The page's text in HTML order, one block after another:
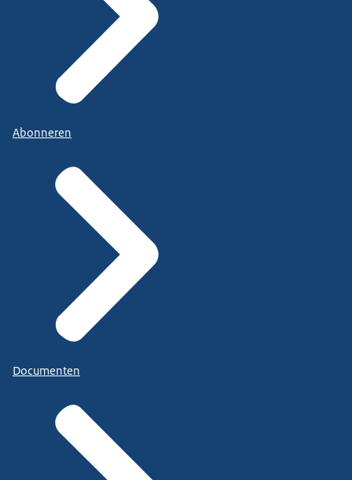
Abonneren
Documenten